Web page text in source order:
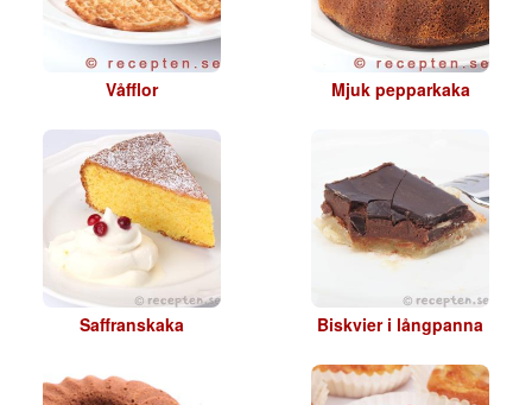
Våfflor Mjuk pepparkaka
Saffranskaka Biskvier i långpanna